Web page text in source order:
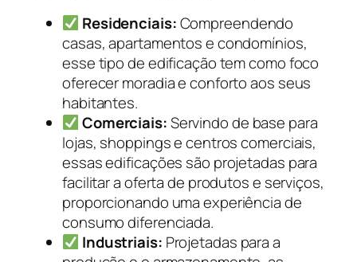
Residenciais:Compreendendo
casas, apartamentos e condomínios,
esse tipo de edificação tem como foco
oferecer moradia e conforto aos seus
habitantes.
Comerciais:Servindo de base para
lojas, shoppings e centros comerciais,
essas edificações são projetadas para
facilitar a oferta de produtos e serviços,
proporcionando uma experiência de
consumo diferenciada.
Industriais: Projetadas para a